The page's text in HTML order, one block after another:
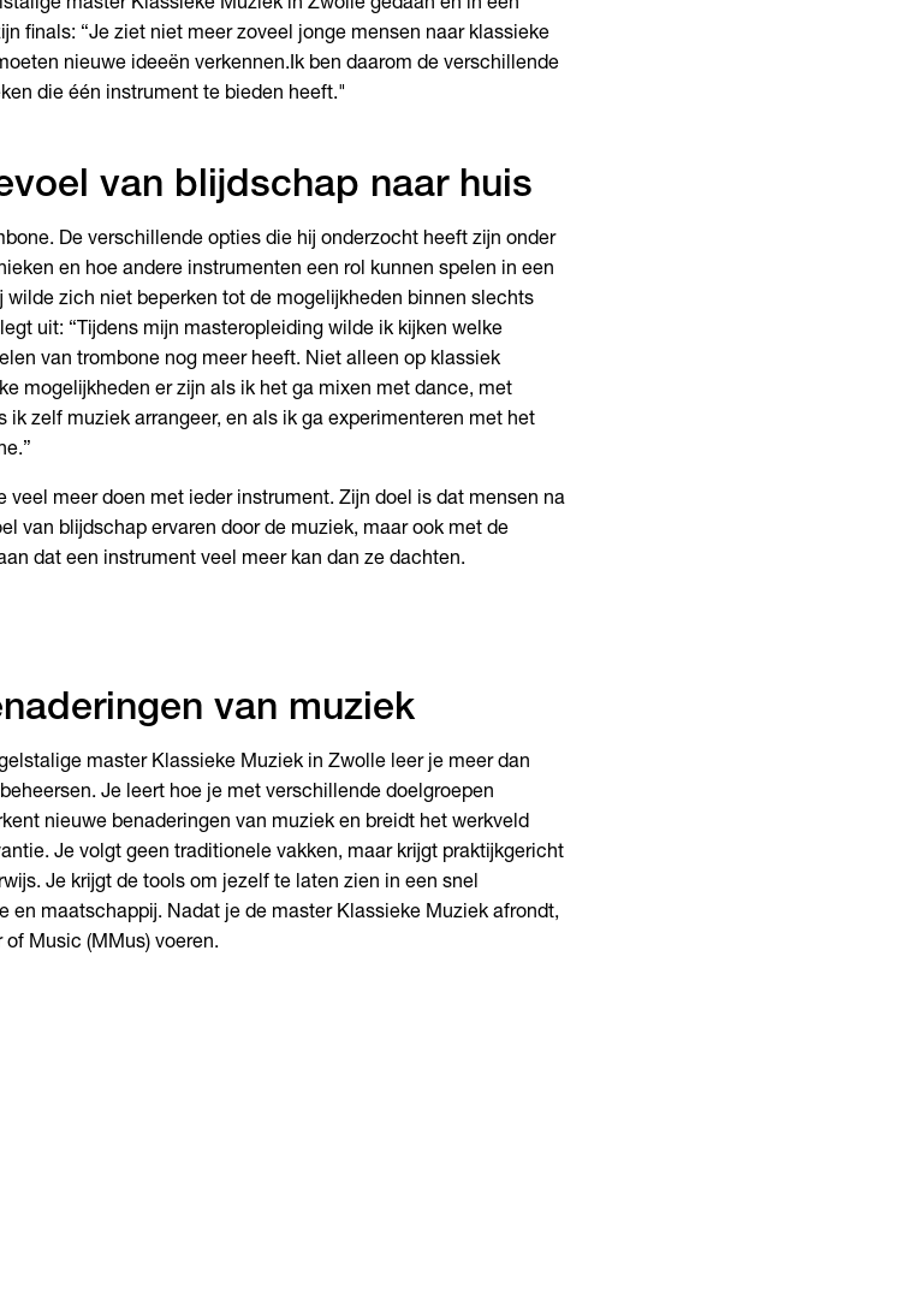
master Klassieke Muziek in Zwolle gedaan en in een
finals: “Je ziet niet meer zoveel jonge mensen naar klassieke
nieuwe ideeën verkennen.Ik ben daarom de verschillende
die één instrument te bieden heeft."
van blijdschap naar huis
De verschillende opties die hij onderzocht heeft zijn onder
en hoe andere instrumenten een rol kunnen spelen in een
wilde zich niet beperken tot de mogelijkheden binnen slechts
uit: “Tijdens mijn masteropleiding wilde ik kijken welke
van trombone nog meer heeft. Niet alleen op klassiek
mogelijkheden er zijn als ik het ga mixen met dance, met
ik zelf muziek arrangeer, en als ik ga experimenteren met het
veel meer doen met ieder instrument. Zijn doel is dat mensen na
van blijdschap ervaren door de muziek, maar ook met de
dat een instrument veel meer kan dan ze dachten.
van muziek
master Klassieke Muziek in Zwolle leer je meer dan
Je leert hoe je met verschillende doelgroepen
nieuwe benaderingen van muziek en breidt het werkveld
Je volgt geen traditionele vakken, maar krijgt praktijkgericht
Je krijgt de tools om jezelf te laten zien in een snel
en maatschappij. Nadat je de master Klassieke Muziek afrondt,
of Music (MMus) voeren.